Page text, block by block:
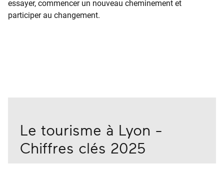
essayer, commencer un nouveau cheminement et
participer au changement.
Le tourisme à Lyon -
Chiffres clés 2025